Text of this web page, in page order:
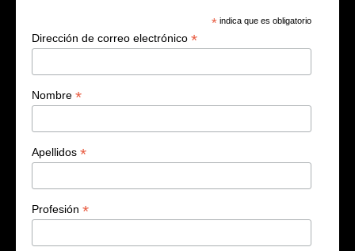
* indica que es obligatorio
Dirección de correo electrónico *
Nombre *
Apellidos *
Profesión *